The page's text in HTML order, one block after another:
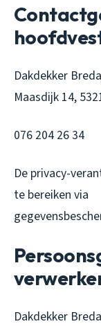
Dakdekker Breda
Maasdijk 14,
076 204 26 34
De privacy-
te bereiken via
Dakdekker